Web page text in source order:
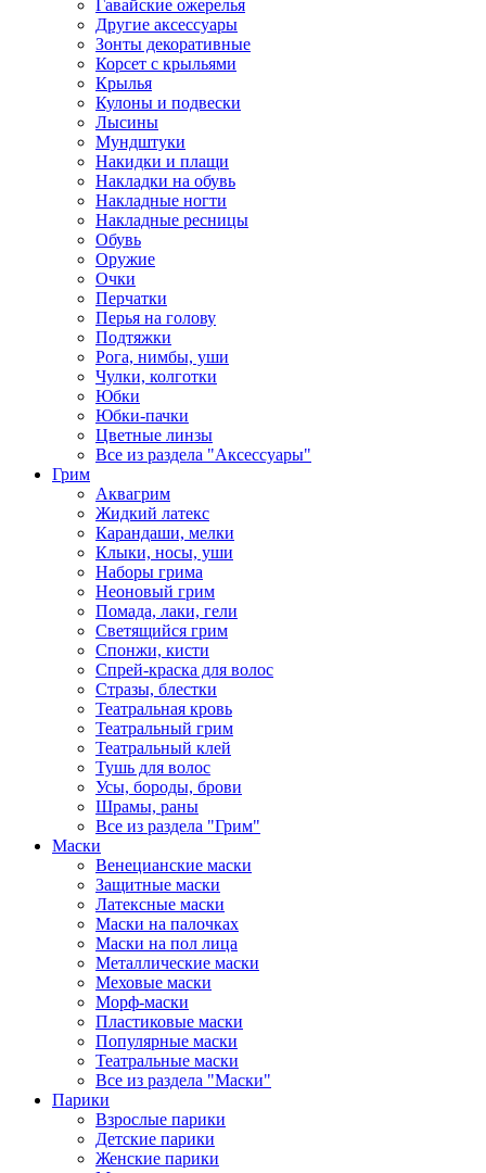
Гавайские ожерелья
Другие аксессуары
Зонты декоративные
Корсет с крыльями
Крылья
Кулоны и подвески
Лысины
Мундштуки
Накидки и плащи
Накладки на обувь
Накладные ногти
Накладные ресницы
Обувь
Оружие
Очки
Перчатки
Перья на голову
Подтяжки
Рога, нимбы, уши
Чулки, колготки
Юбки
Юбки-пачки
Цветные линзы
Все из раздела "Аксессуары"
Грим
Аквагрим
Жидкий латекс
Карандаши, мелки
Клыки, носы, уши
Наборы грима
Неоновый грим
Помада, лаки, гели
Светящийся грим
Спонжи, кисти
Спрей-краска для волос
Стразы, блестки
Театральная кровь
Театральный грим
Театральный клей
Тушь для волос
Усы, бороды, брови
Шрамы, раны
Все из раздела "Грим"
Маски
Венецианские маски
Защитные маски
Латексные маски
Маски на палочках
Маски на пол лица
Металлические маски
Меховые маски
Морф-маски
Пластиковые маски
Популярные маски
Театральные маски
Все из раздела "Маски"
Парики
Взрослые парики
Детские парики
Женские парики